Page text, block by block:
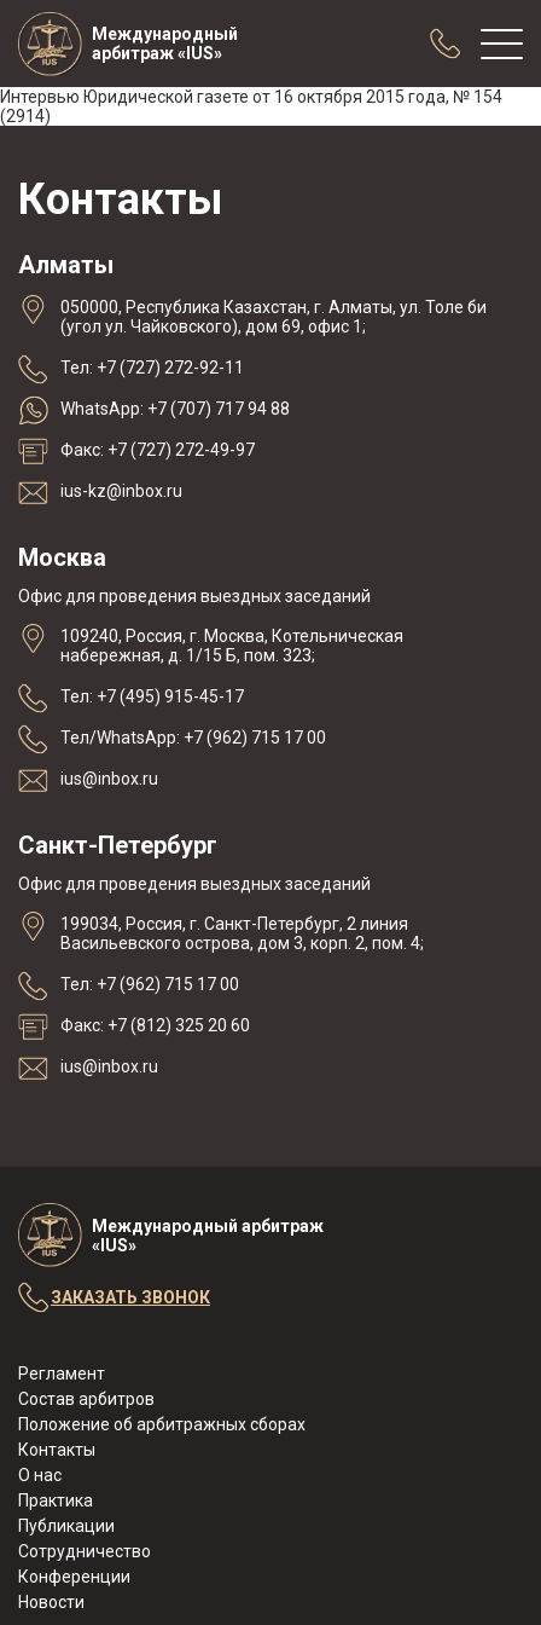
Международный
арбитраж «IUS»
Практика
Сотрудничество
Конференции
Новости
Образцы договоров с арбитражной
оговоркой
Интервью Юридической газете от 16 октября 2015 года, № 154
(2914)
Контакты
Алматы
050000, Республика Казахстан, г. Алматы, ул. Толе би
(угол ул. Чайковского), дом 69, офис 1;
Тел: +7 (727) 272-92-11
WhatsApp: +7 (707) 717 94 88
Факс: +7 (727) 272-49-97
ius-kz@inbox.ru
Москва
Офис для проведения выездных заседаний
109240, Россия, г. Москва, Котельническая
набережная, д. 1/15 Б, пом. 323;
Тел: +7 (495) 915-45-17
Тел/WhatsApp: +7 (962) 715 17 00
ius@inbox.ru
Санкт-Петербург
Офис для проведения выездных заседаний
199034, Россия, г. Санкт-Петербург, 2 линия
Васильевского острова, дом 3, корп. 2, пом. 4;
Тел: +7 (962) 715 17 00
Факс: +7 (812) 325 20 60
ius@inbox.ru
Международный арбитраж
«IUS»
Регламент
Состав арбитров
Положение об арбитражных сборах
Контакты
О нас
Практика
Публикации
Сотрудничество
Конференции
Новости
ЗАКАЗАТЬ ЗВОНОК